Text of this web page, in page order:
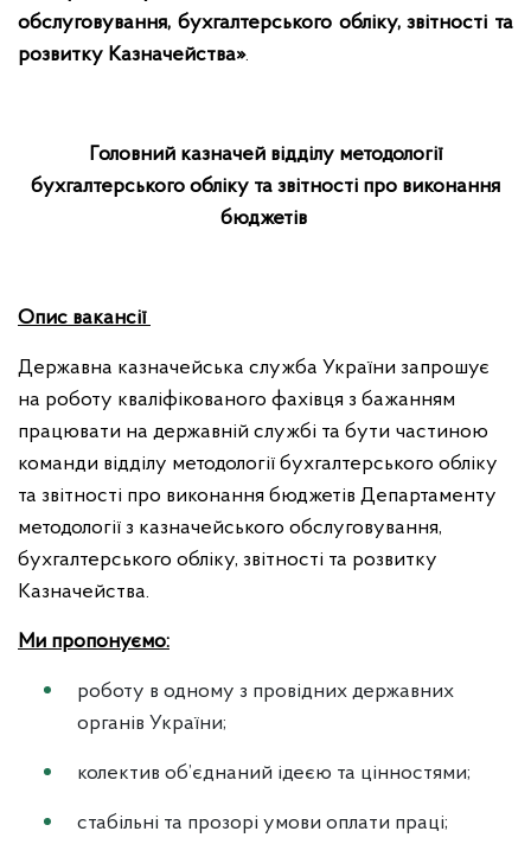
обслуговування, бухгалтерського обліку, звітності та
розвитку Казначейства».
Головний казначей відділу методології
бухгалтерського обліку та звітності про виконання
бюджетів
Опис вакансії
Державна казначейська служба України запрошує
на роботу кваліфікованого фахівця з бажанням
працювати на державній службі та бути частиною
команди відділу методології бухгалтерського обліку
та звітності про виконання бюджетів Департаменту
методології з казначейського обслуговування,
бухгалтерського обліку, звітності та розвитку
Казначейства.
Ми пропонуємо:
роботу в одному з провідних державних
органів України;
колектив об’єднаний ідеєю та цінностями;
стабільні та прозорі умови оплати праці;